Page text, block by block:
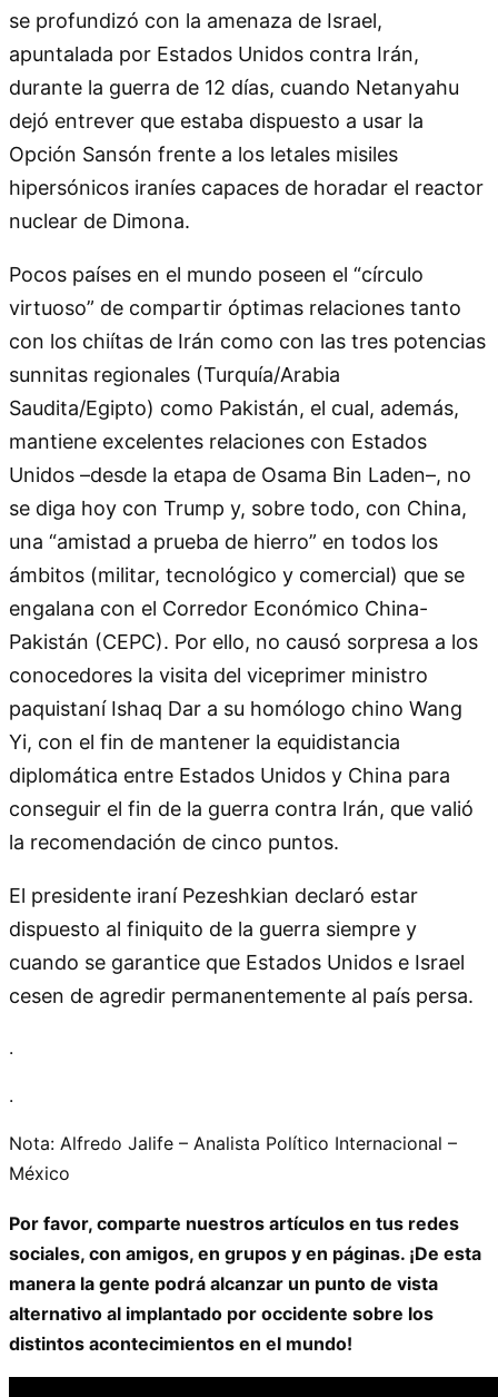
se profundizó con la amenaza de Israel,
apuntalada por Estados Unidos contra Irán,
durante la guerra de 12 días, cuando Netanyahu
dejó entrever que estaba dispuesto a usar la
Opción Sansón frente a los letales misiles
hipersónicos iraníes capaces de horadar el reactor
nuclear de Dimona.
Pocos países en el mundo poseen el “círculo
virtuoso” de compartir óptimas relaciones tanto
con los chiítas de Irán como con las tres potencias
sunnitas regionales (Turquía/Arabia
Saudita/Egipto) como Pakistán, el cual, además,
mantiene excelentes relaciones con Estados
Unidos –desde la etapa de Osama Bin Laden–, no
se diga hoy con Trump y, sobre todo, con China,
una “amistad a prueba de hierro” en todos los
ámbitos (militar, tecnológico y comercial) que se
engalana con el Corredor Económico China-
Pakistán (CEPC). Por ello, no causó sorpresa a los
conocedores la visita del viceprimer ministro
paquistaní Ishaq Dar a su homólogo chino Wang
Yi, con el fin de mantener la equidistancia
diplomática entre Estados Unidos y China para
conseguir el fin de la guerra contra Irán, que valió
la recomendación de cinco puntos.
El presidente iraní Pezeshkian declaró estar
dispuesto al finiquito de la guerra siempre y
cuando se garantice que Estados Unidos e Israel
cesen de agredir permanentemente al país persa.
.
.
Nota: Alfredo Jalife – Analista Político Internacional –
México
Por favor, comparte nuestros artículos en tus redes
sociales, con amigos, en grupos y en páginas. ¡De esta
manera la gente podrá alcanzar un punto de vista
alternativo al implantado por occidente sobre los
distintos acontecimientos en el mundo!